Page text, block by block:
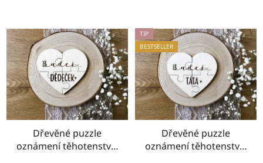
Dřevěné puzzle
oznámení těhotenství -
TIP
BESTSELLER
Dřevěné puzzle
oznámení těhotenství -